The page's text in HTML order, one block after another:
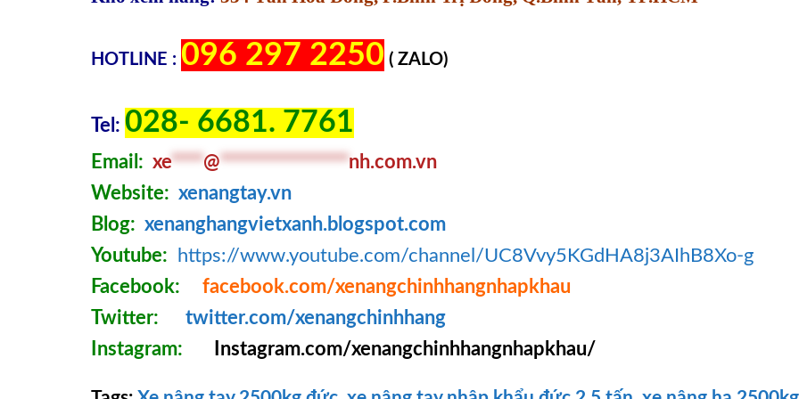
HOTLINE : 096 297 2250 ( ZALO)
Tel: 028- 6681. 7761
Email: xe****@****************nh.com.vn
Website: xenangtay.vn
Blog: xenanghangvietxanh.blogspot.com
Youtube:
https://www.youtube.com/channel/UC8Vvy5KGdHA8j3AIhB8Xo-g
Facebook:
facebook.com/xenangchinhhangnhapkhau
Twitter:
twitter.com/xenangchinhhang
Instagram:
Instagram.com/xenangchinhhangnhapkhau/